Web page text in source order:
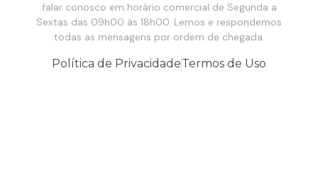
falar conosco em horário comercial de Segunda a
Sextas das 09h00 ás 18h00. Lemos e respondemos
todas as mensagens por ordem de chegada.
Política de PrivacidadeTermos de Uso